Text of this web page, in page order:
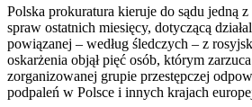
Polska prokuratura kieruje do sądu jedną
spraw ostatnich miesięcy, dotyczącą
powiązanej – według śledczych – z
oskarżenia objął pięć osób, którym
zorganizowanej grupie przestępczej
podpaleń w Polsce i innych krajach